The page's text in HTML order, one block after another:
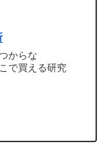
からな
で買える研究